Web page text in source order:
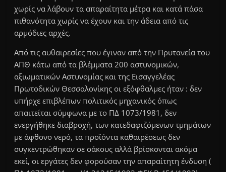
χωρίς να λάβουν τα απαραίτητα μέτρα και κατά πάσα
πιθανότητα χωρίς να έχουν και την άδεια από τις
αρμόδιες αρχές.
Από τις αυθαιρεσίες που έγιναν από την Πρυτανεία του
ΑΠΘ κάτω από τα βλέμματα 200 αστυνομικών,
αξιωματικών Αστυνομίας και της Εισαγγελέας
Πρωτοδικών Θεσσαλονίκης οι εξόφθαλμες ήταν : δεν
υπήρχε επιβλέπων πολιτικός μηχανικός όπως
απαιτείται σύμφωνα με το ΠΔ 1073/1981, δεν
ενεργήθηκε διαβροχή, των κατεδαφιζόμενων τμημάτων
με άφθονο νερό, τα προϊόντα καθαιρέσεως δεν
συγκεντρώθηκαν σε σάκους αλλά βρίσκονται ακόμα
εκεί, οι εργάτες δεν φορούσαν την απαραίτητη ένδυση (